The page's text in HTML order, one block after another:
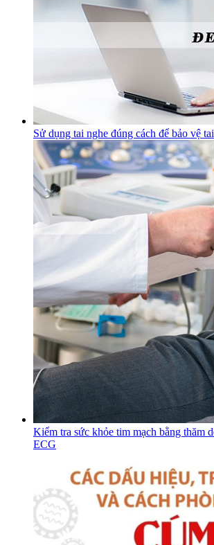
Sử dụng tai nghe đúng cách để bảo vệ tai
Kiểm tra sức khỏe tim mạch bằng thăm
ECG